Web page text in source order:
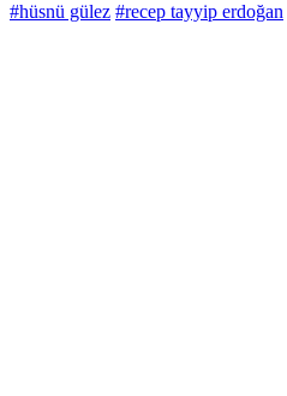
#hüsnü gülez #recep tayyip erdoğan